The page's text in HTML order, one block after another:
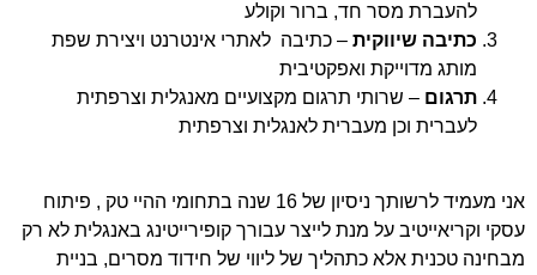
להעברת מסר חד, ברור וקולע
כתיבה שיווקית – כתיבה לאתרי אינטרנט ויצירת שפת
מותג מדוייקת ואפקטיבית
תרגום – שרותי תרגום מקצועיים מאנגלית וצרפתית
לעברית וכן מעברית לאנגלית וצרפתית
אני מעמיד לרשותך ניסיון של 16 שנה בתחומי ההיי טק , פיתוח
עסקי וקריאייטיב על מנת לייצר עבורך קופירייטינג באנגלית לא רק
מבחינה טכנית אלא כתהליך של ליווי של חידוד מסרים, בניית